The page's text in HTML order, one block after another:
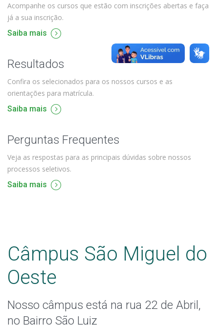
Acompanhe os cursos que estão com inscrições abertas e faça
já a sua inscrição.
Saiba mais
Resultados
Confira os selecionados para os nossos cursos e as
orientações para matrícula.
Saiba mais
Perguntas Frequentes
Veja as respostas para as principais dúvidas sobre nossos
processos seletivos.
Saiba mais
Câmpus São Miguel do
Oeste
Nosso câmpus está na rua 22 de Abril,
no Bairro São Luiz